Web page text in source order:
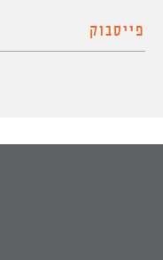
פייסבוק